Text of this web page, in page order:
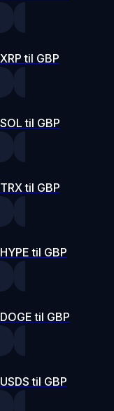
XRP til GBP
SOL til GBP
TRX til GBP
HYPE til GBP
DOGE til GBP
USDS til GBP